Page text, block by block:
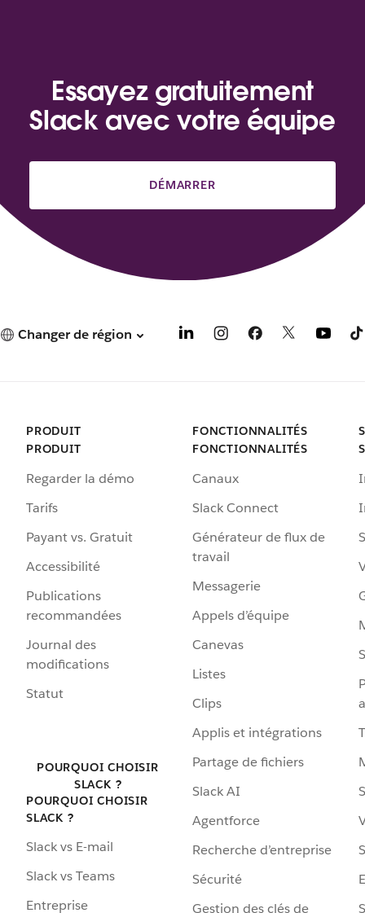
Essayez gratuitement
Slack avec votre équipe
DÉMARRER
Changer de région
PRODUIT
PRODUIT
Regarder la démo
Tarifs
Payant vs. Gratuit
Accessibilité
Publications
recommandées
Journal des
modifications
Statut
POURQUOI CHOISIR
SLACK ?
POURQUOI CHOISIR
SLACK ?
Slack vs E-mail
Slack vs Teams
Entreprise
FONCTIONNALITÉS
FONCTIONNALITÉS
Canaux
Slack Connect
Générateur de flux de
travail
Messagerie
Appels d’équipe
Canevas
Listes
Clips
Applis et intégrations
Partage de fichiers
Slack AI
Agentforce
Recherche d’entreprise
Sécurité
Gestion des clés de